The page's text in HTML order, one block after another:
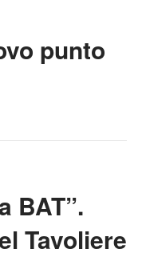
punto
BAT”.
Tavoliere